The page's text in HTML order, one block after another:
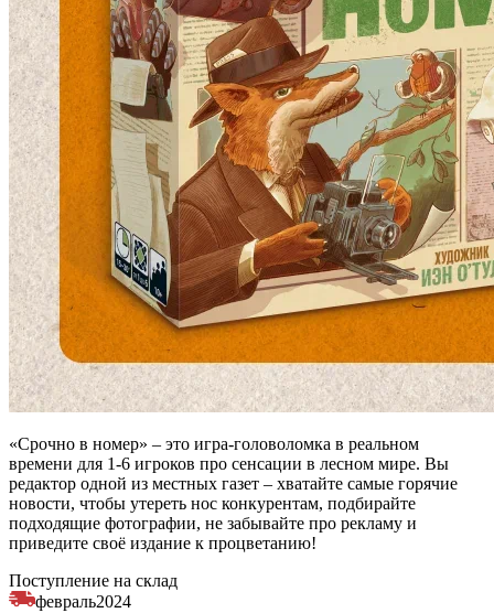
«Срочно в номер» – это игра-головоломка в реальном
времени для 1-6 игроков про сенсации в лесном мире. Вы
редактор одной из местных газет – хватайте самые горячие
новости, чтобы утереть нос конкурентам, подбирайте
подходящие фотографии, не забывайте про рекламу и
приведите своё издание к процветанию!
Поступление на склад
февраль2024